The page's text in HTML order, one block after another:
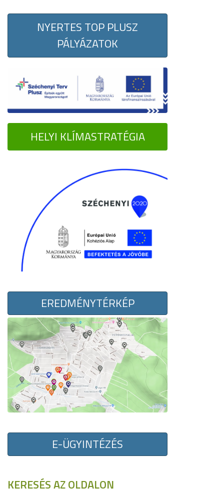
NYERTES TOP PLUSZ
PÁLYÁZATOK
HELYI KLÍMASTRATÉGIA
EREDMÉNYTÉRKÉP
E-ÜGYINTÉZÉS
KERESÉS AZ OLDALON